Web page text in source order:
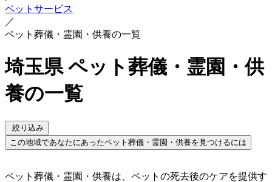
ペットサービス
／
ペット葬儀・霊園・供養の一覧
埼玉県 ペット葬儀・霊園・供
養の一覧
絞り込み
この地域であなたにあったペット葬儀・霊園・供養を見つけるには
ペット葬儀・霊園・供養は、ペットの死去後のケアを提供す